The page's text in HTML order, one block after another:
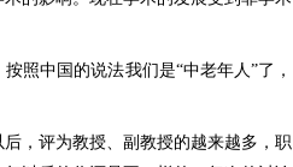
照中国的说法我们是“中老年人”了，
，评为教授、副教授的越来越多，职